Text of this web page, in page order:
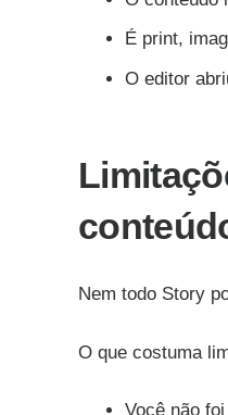
É print,
O editor
Nem todo Story
O que costuma
Você não